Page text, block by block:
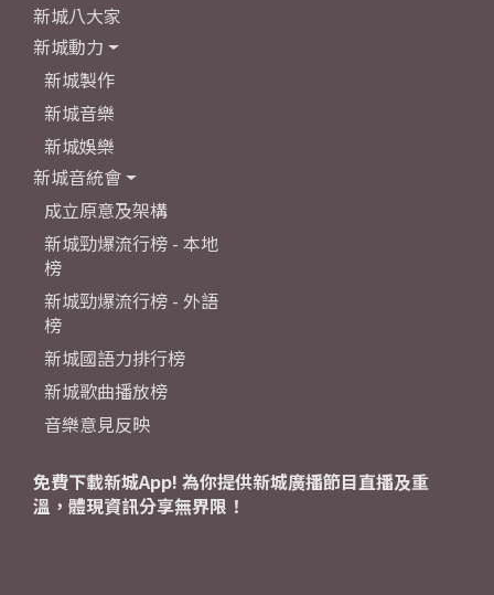
新城八大家
新城動力
新城製作
新城音樂
新城娛樂
新城音統會
成立原意及架構
新城勁爆流行榜 - 本地
榜
新城勁爆流行榜 - 外語
榜
新城國語力排行榜
新城歌曲播放榜
音樂意見反映
免費下載新城App! 為你提供新城廣播節目直播及重
溫，體現資訊分享無界限！